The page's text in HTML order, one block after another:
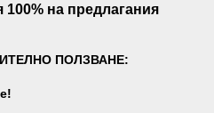
100% на предлагания
ПОЛЗВАНЕ: